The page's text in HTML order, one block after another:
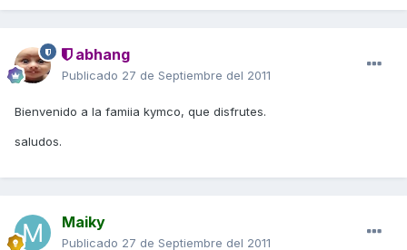
abhang
Publicado 27 de Septiembre del 2011
Bienvenido a la famiia kymco, que disfrutes.
saludos.
Maiky
Publicado 27 de Septiembre del 2011